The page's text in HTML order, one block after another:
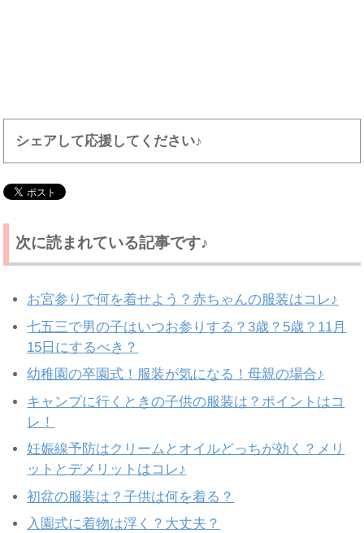
シェアして応援してください♪
次に読まれている記事です♪
お宮参りで何を着せよう？赤ちゃんの服装はコレ♪
七五三で男の子はいつお参りする？3歳？5歳？11月
15日にするべき？
幼稚園の卒園式！服装が気になる！母親の場合♪
キャンプに行くときの子供の服装は？ポイントはコ
レ！
妊娠線予防はクリームとオイルどっちが効く？メリ
ットとデメリットはコレ♪
初盆の服装は？子供は何を着る？
入園式に着物は浮く？大丈夫？